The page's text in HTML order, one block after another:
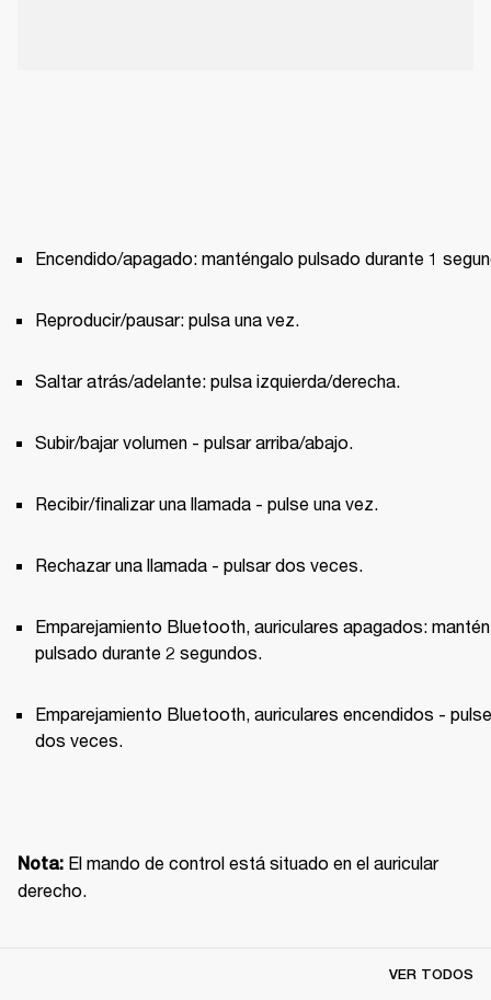
Encendido/apagado: manténgalo pulsado durante 1
Reproducir/pausar: pulsa una vez.
Saltar atrás/adelante: pulsa izquierda/derecha.
Subir/bajar volumen - pulsar arriba/abajo.
Recibir/finalizar una llamada - pulse una vez.
Rechazar una llamada - pulsar dos veces.
Emparejamiento Bluetooth, auriculares apagados: mantén
pulsado durante 2 segundos.
Emparejamiento Bluetooth, auriculares encendidos - pulse
dos veces.
Nota: El mando de control está situado en el auricular
derecho.
VER TODOS